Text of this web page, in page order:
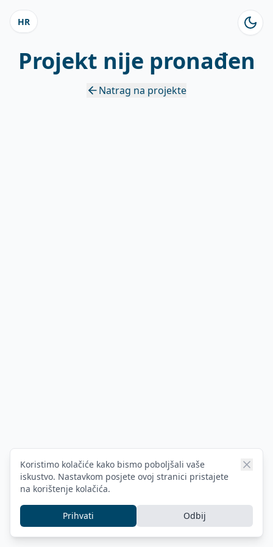
HR
Projekt nije pronađen
Natrag na projekte
Koristimo kolačiće kako bismo poboljšali vaše
iskustvo. Nastavkom posjete ovoj stranici pristajete
na korištenje kolačića.
Prihvati Odbij